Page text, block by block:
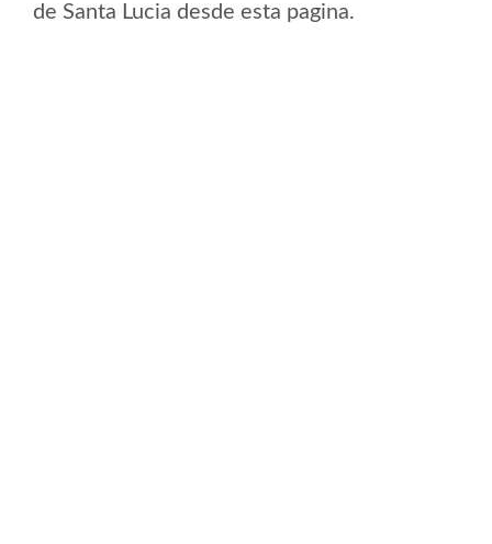
de Santa Lucia desde esta pagina.